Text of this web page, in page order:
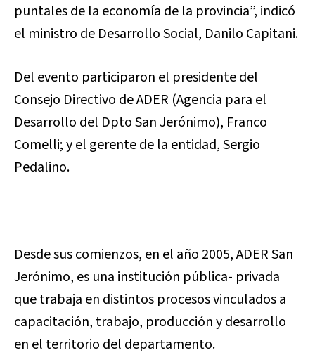
puntales de la economía de la provincia”, indicó
el ministro de Desarrollo Social, Danilo Capitani.
Del evento participaron el presidente del
Consejo Directivo de ADER (Agencia para el
Desarrollo del Dpto San Jerónimo), Franco
Comelli; y el gerente de la entidad, Sergio
Pedalino.
Desde sus comienzos, en el año 2005, ADER San
Jerónimo, es una institución pública- privada
que trabaja en distintos procesos vinculados a
capacitación, trabajo, producción y desarrollo
en el territorio del departamento.